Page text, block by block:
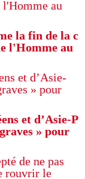
la fin de la c
l'Homme au
et d’Asie-P
» pour